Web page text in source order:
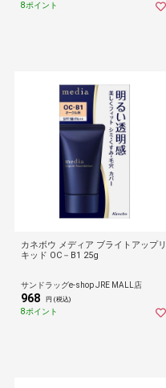
8ポイント
カネボウ メディア ブライトアップリ
キッド OC－B1 25g
サンドラッグe-shop JRE MALL店
968 円 (税込)
8ポイント